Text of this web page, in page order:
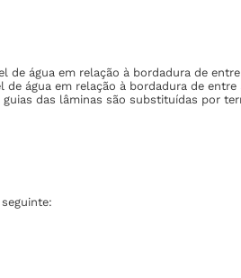
de água em relação à bordadura de
água em relação à bordadura de entre
das lâminas são substituídas por